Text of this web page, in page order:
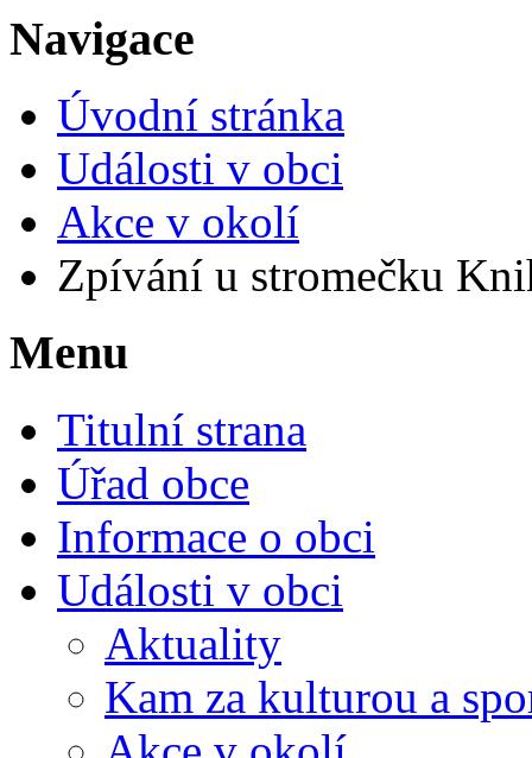
Navigace
Úvodní stránka
Události v obci
Akce v okolí
Zpívání u stromečku
Menu
Titulní strana
Úřad obce
Informace o obci
Události v obci
Aktuality
Kam za kulturou a